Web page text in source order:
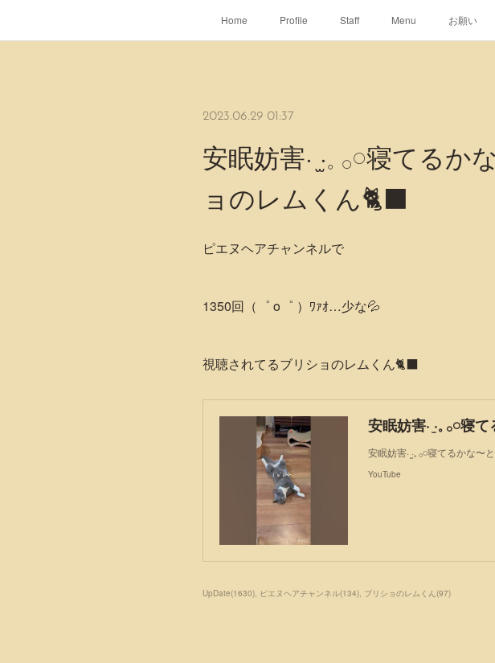
Home Profile Staff Menu お願い
2023.06.29 01:37
安眠妨害· ̫·𓈒 𓂂𓏸寝てる
ョのレムくん🐈‍⬛
ピエヌヘアチャンネルで
1350回（゜ o゜ ）ﾜｧｵ…少な💦
視聴されてるブリショのレムくん🐈‍⬛
安眠妨害· ̫·𓈒 𓂂𓏸寝
安眠妨害· ̫·𓈒 𓂂𓏸寝てるかな
YouTube
UpDate(1630) ピエヌヘアチャンネル(134) ブリショのレムくん(97)